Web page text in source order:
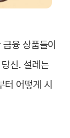
융 상품들이
신. 설레는
터 어떻게 시